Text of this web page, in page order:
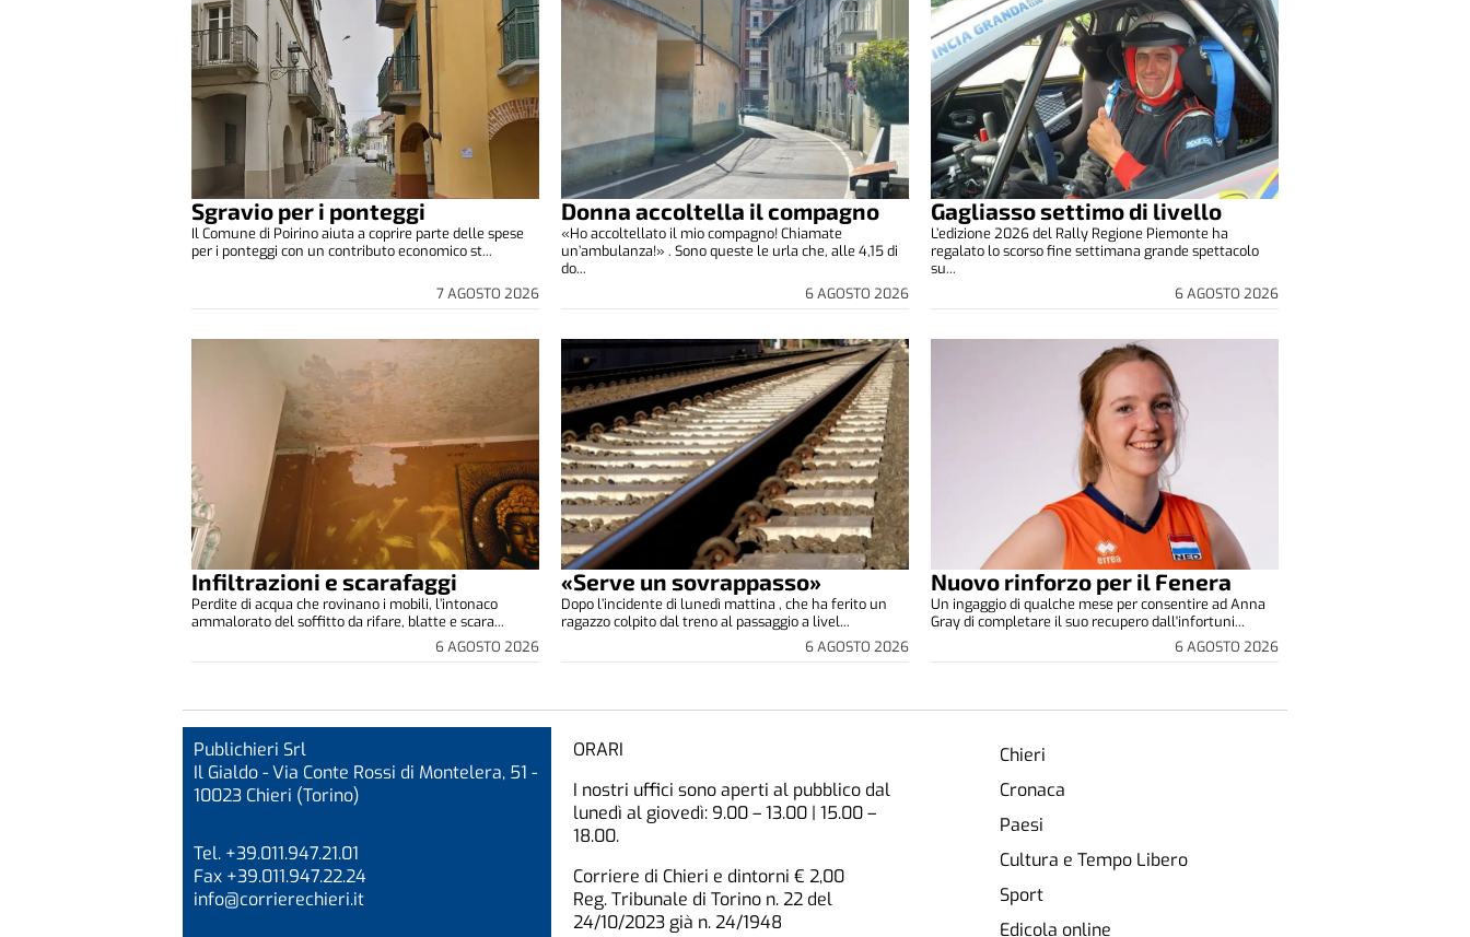
Sgravio per i ponteggi
7 AGOSTO 2026
Il Comune di Poirino aiuta a coprire parte delle spese
per i ponteggi con un contributo economico st...
Donna accoltella il compagno
6 AGOSTO 2026
«Ho accoltellato il mio compagno! Chiamate
un’ambulanza!» . Sono queste le urla che, alle 4,15 di
do...
Gagliasso settimo di livello
6 AGOSTO 2026
L’edizione 2026 del Rally Regione Piemonte ha
regalato lo scorso fine settimana grande spettacolo
su...
Infiltrazioni e scarafaggi
6 AGOSTO 2026
Perdite di acqua che rovinano i mobili, l’intonaco
ammalorato del soffitto da rifare, blatte e scara...
«Serve un sovrappasso»
6 AGOSTO 2026
Dopo l’incidente di lunedì mattina , che ha ferito un
ragazzo colpito dal treno al passaggio a livel...
Nuovo rinforzo per il Fenera
6 AGOSTO 2026
Un ingaggio di qualche mese per consentire ad Anna
Gray di completare il suo recupero dall'infortuni...
Publichieri Srl
Il Gialdo - Via Conte Rossi di Montelera, 51 -
10023 Chieri (Torino)
Tel. +39.011.947.21.01
Fax +39.011.947.22.24
info@corrierechieri.it
ORARI
I nostri uffici sono aperti al pubblico dal
lunedì al giovedì: 9.00 – 13.00 | 15.00 –
18.00.
Corriere di Chieri e dintorni € 2,00
Reg. Tribunale di Torino n. 22 del
24/10/2023 già n. 24/1948
Chieri
Cronaca
Paesi
Cultura e Tempo Libero
Sport
Edicola online